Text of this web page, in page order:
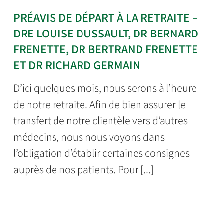
PRÉAVIS DE DÉPART À LA RETRAITE –
DRE LOUISE DUSSAULT, DR BERNARD
FRENETTE, DR BERTRAND FRENETTE
ET DR RICHARD GERMAIN
D’ici quelques mois, nous serons à l’heure
de notre retraite. Afin de bien assurer le
transfert de notre clientèle vers d’autres
médecins, nous nous voyons dans
l’obligation d’établir certaines consignes
auprès de nos patients. Pour [...]